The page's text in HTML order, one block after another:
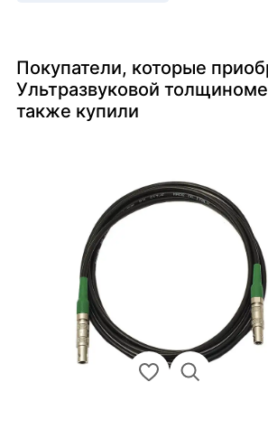
Покупатели, которые
Ультразвуковой
также купили